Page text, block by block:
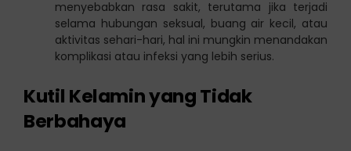
menyebabkan rasa sakit, terutama jika terjadi
selama hubungan seksual, buang air kecil, atau
aktivitas sehari-hari, hal ini mungkin menandakan
komplikasi atau infeksi yang lebih serius.
Kutil Kelamin yang Tidak
Berbahaya